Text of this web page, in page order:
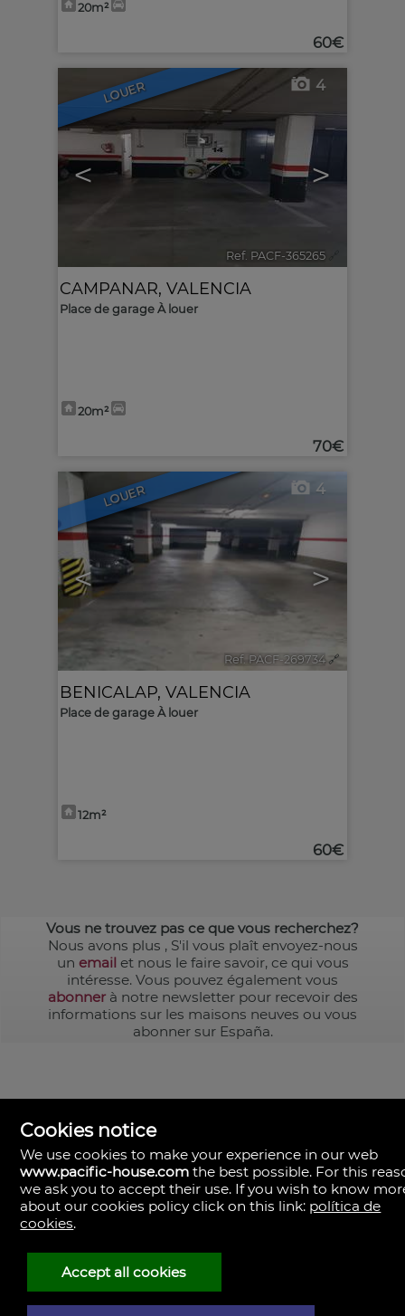
20m²
60€
LOUER
< >
4
Ref. PACF-365265
CAMPANAR, VALENCIA
Place de garage À louer
20m²
70€
LOUER
< >
4
Ref. PACF-269734 🔗
BENICALAP, VALENCIA
Place de garage À louer
12m²
60€
Vous ne trouvez pas ce que vous recherchez?
Nous avons plus , S'il vous plaît envoyez-nous
un emailet nous le faire savoir, ce qui vous
intéresse. Vous pouvez également vous
abonnerà notre newsletter pour recevoir des
informations sur les maisons neuves ou vous
abonner sur España.
Pacific House
46009 Valencia
Espagne
+34.963.459.094
Cookies notice
We use cookies to make your experience in our web
www.pacific-house.com the best possible. For this
we ask you to accept their use. If you wish to know
about our cookies policy click on this link: política de
cookies.
Accept all cookies